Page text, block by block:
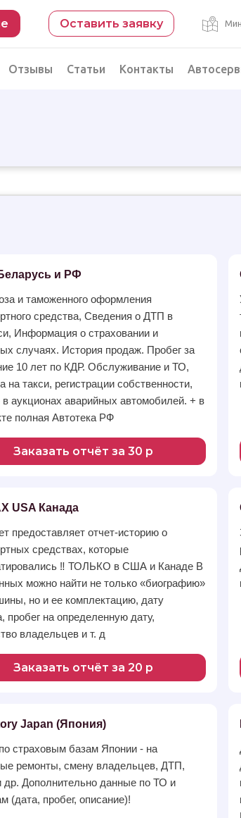
Оставить заявку
Автоэксперт на день
Компьютерная диагностика
Отзывы Статьи Контакты
и РФ
и таможенного оформления
средства, Сведения о ДТП в
Информация о страховании и
случаях. История продаж. Пробег за
10 лет по КДР. Обслуживание и ТО,
на такси, регистрации собственности,
в аукционах аварийных автомобилей. + в
полная Автотека РФ
Заказать отчёт за 30 р
USA Канада
предоставляет отчет-историю о
средствах, которые
‼️ ТОЛЬКО в США и Канаде В
можно найти не только «биографию»
но и ее комплектацию, дату
пробег на определенную дату,
владельцев и т. д
Заказать отчёт за 20 р
Japan (Япония)
страховым базам Японии - на
ремонты, смену владельцев, ДТП,
др. Дополнительно данные по ТО и
(дата, пробег, описание)!